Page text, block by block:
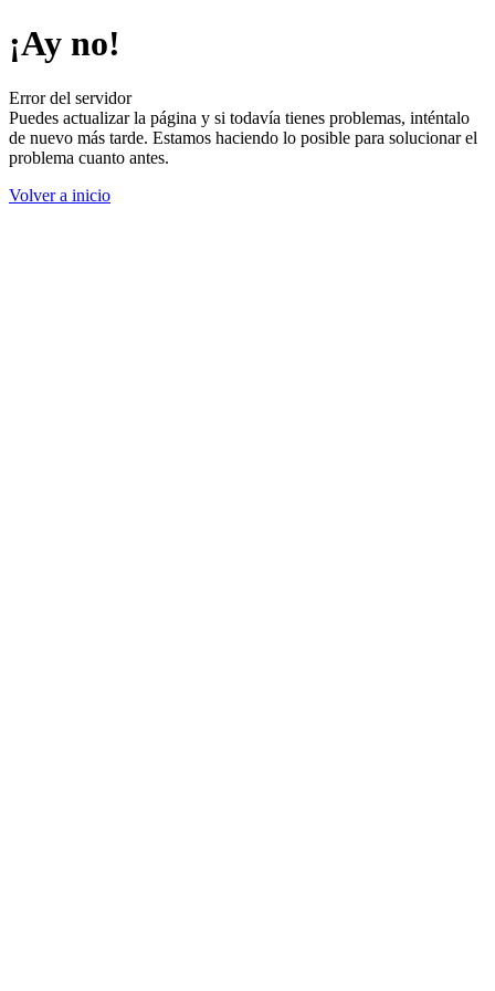
¡Ay no!
Error del servidor
Puedes actualizar la página y si todavía tienes problemas, inténtalo
de nuevo más tarde. Estamos haciendo lo posible para solucionar el
problema cuanto antes.
Volver a inicio